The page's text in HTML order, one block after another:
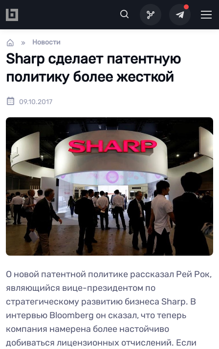
Новости
Sharp сделает патентную
политику более жесткой
09.10.2017
О новой патентной политике рассказал Рей Рок,
являющийся вице-президентом по
стратегическому развитию бизнеса Sharp. В
интервью Bloomberg он сказал, что теперь
компания намерена более настойчиво
добиваться лицензионных отчислений. Если